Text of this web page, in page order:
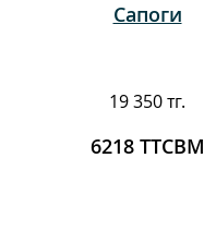
Сапоги
19 350 тг.
6218 ТТСВМ